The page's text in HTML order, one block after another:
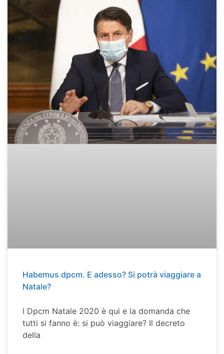
Habemus dpcm. E adesso? Si potrà viaggiare a
Natale?
l Dpcm Natale 2020 è qui e la domanda che
tutti si fanno è: si può viaggiare? Il decreto
della